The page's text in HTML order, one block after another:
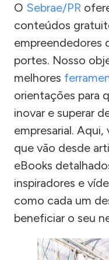
O Sebrae/PR
conteúdos
empreendedores
portes. Nosso
melhores
orientações para
inovar e superar
empresarial.
que vão desde
eBooks
inspiradores e
como cada um
beneficiar o seu